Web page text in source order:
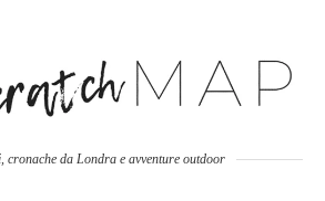
cronache da Londra e avventure outdoor